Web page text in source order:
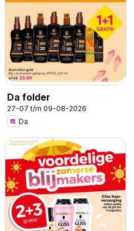
Da folder
27-07 t/m 09-08-2026
Da